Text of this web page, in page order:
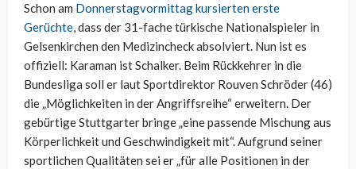
Schon am Donnerstagvormittag kursierten erste
Gerüchte, dass der 31-fache türkische Nationalspieler in
Gelsenkirchen den Medizincheck absolviert. Nun ist es
offiziell: Karaman ist Schalker. Beim Rückkehrer in die
Bundesliga soll er laut Sportdirektor Rouven Schröder (46)
die „Möglichkeiten in der Angriffsreihe“ erweitern. Der
gebürtige Stuttgarter bringe „eine passende Mischung aus
Körperlichkeit und Geschwindigkeit mit“. Aufgrund seiner
sportlichen Qualitäten sei er „für alle Positionen in der